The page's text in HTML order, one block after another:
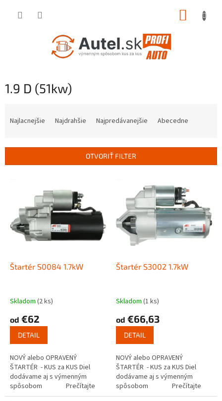
1.9 D (51kw)
i
Najlacnejšie Najdrahšie Najpredávanejšie Abecedne
OTVORIŤ FILTER
Štartér S0084 1.7kW
Skladom (2 ks)
od €62
DETAIL
NOVÝ alebo OPRAVENÝ
ŠTARTÉR - KUS za KUS Diel
dodávame aj s výmenným
spôsobom Prečítajte
si ako funguje...
Štartér S3002 1.7kW
Skladom (1 ks)
od €66,63
DETAIL
NOVÝ alebo OPRAVENÝ
ŠTARTÉR - KUS za KUS Diel
dodávame aj s výmenným
spôsobom Prečítajte
si ako funguje...